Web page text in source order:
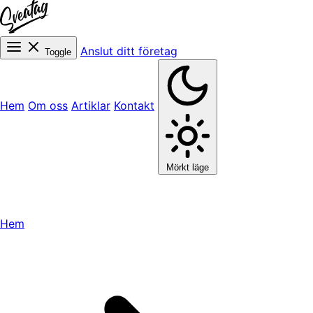
Toggle Anslut ditt företag
Hem Om oss Artiklar Kontakt
Mörkt läge
Hem